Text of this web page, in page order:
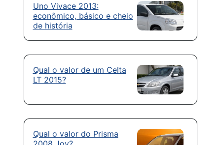
Uno Vivace 2013:
econômico, básico e cheio
de história
Qual o valor de um Celta
LT 2015?
Qual o valor do Prisma